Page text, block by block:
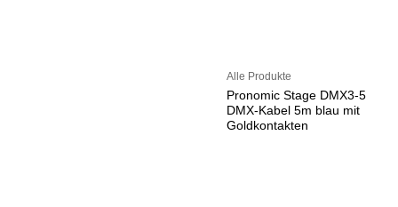
Alle Produkte
Pronomic Stage DMX3-5
DMX-Kabel 5m blau mit
Goldkontakten